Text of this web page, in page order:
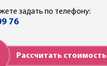
задать по телефону:
76
Рассчитать стоимость